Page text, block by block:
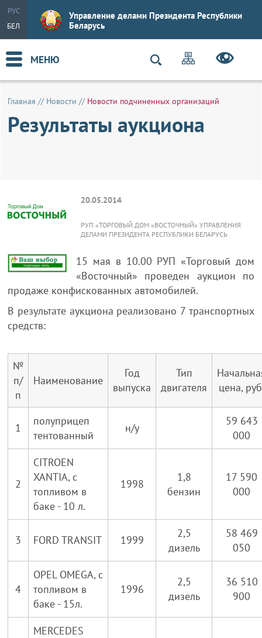
РУС
БЕЛ
Управление делами Президента Республики
Беларусь
МЕНЮ
Главная // Новости // Новости подчиненных организаций
Результаты аукциона
20.05.2014
РУП «ТОРГОВЫЙ ДОМ «ВОСТОЧНЫЙ» УПРАВЛЕНИЯ
ДЕЛАМИ ПРЕЗИДЕНТА РЕСПУБЛИКИ БЕЛАРУСЬ
15 мая в 10.00 РУП «Торговый дом
«Восточный» проведен аукцион по
продаже конфискованных автомобилей.
В результате аукциона реализовано 7 транспортных
средств:
№
п/
п
Наименование
Год
выпуска
Тип
двигателя
цена,
1
полуприцеп
тентованный
н/у
59 643
000
2
CITROEN
XANTIA, с
топливом в
баке - 10 л.
1998
1,8
бензин
17 590
000
3 FORD TRANSIT 1999
2,5
дизель
58 469
050
4
OPEL OMEGA, с
топливом в
баке - 15л.
1996
2,5
дизель
36 510
900
MERCEDES